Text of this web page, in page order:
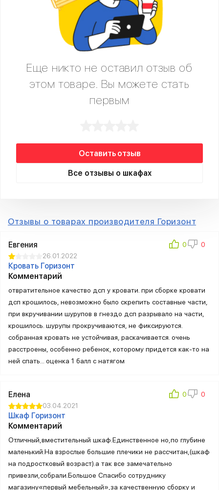
Еще никто не оставил отзыв об
этом товаре. Вы можете стать
первым
Оставить отзыв
Все отзывы о шкафах
Отзывы о товарах производителя Горизонт
Евгения
26.01.2022
Кровать Горизонт
Комментарий
отвратительное качество дсп у кровати. при сборке кровати
дсп крошилось, невозможно было скрепить составные части,
при вкручивании шурупов в гнездо дсп разрывало на части,
крошилось. шурупы прокручиваются, не фиксируются.
собранная кровать не устойчивая, раскачивается. очень
расстроены, особенно ребенок, которому придется как-то на
ней спать... оценка 1 балл с натягом
Елена
03.04.2021
Шкаф Горизонт
Комментарий
Отличный,вместительный шкаф.Единственное но,по глубине
маленький.На взрослые большие плечики не рассчитан,(шкаф
на подростковый возраст).а так все замечательно
привезли,собрали.Большое Спасибо сотруднику
магазину«первый мебельный»,за качественную сборку и